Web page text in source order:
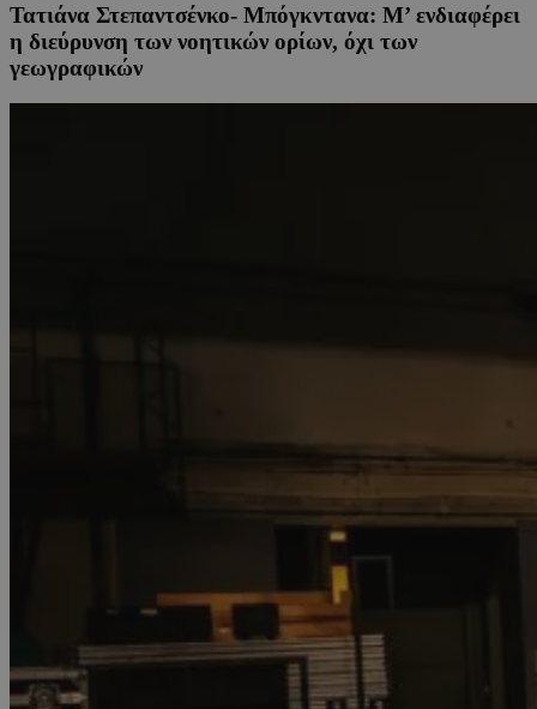
Τατιάνα Στεπαντσένκο- Μπόγκντανα: Μ’ ενδιαφέρει
η διεύρυνση των νοητικών ορίων, όχι των
γεωγραφικών